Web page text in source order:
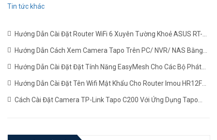
Tin tức khác
Hướng Dẫn Cài Đặt Router WiFi 6 Xuyên Tường Khoẻ ASUS RT-
AX1800HP Mới Nhất
Hướng Dẫn Cách Xem Camera Tapo Trên PC/ NVR/ NAS Bằng
Giao Thức RTSP
Hướng Dẫn Cài Đặt Đặt Tính Năng EasyMesh Cho Các Bộ Phát
WiFi TP-LINK
Hướng Dẫn Cài Đặt Tên Wifi Mật Khẩu Cho Router Imou HR12F
Cách Cài Đặt Camera TP-Link Tapo C200 Với Ứng Dụng Tapo